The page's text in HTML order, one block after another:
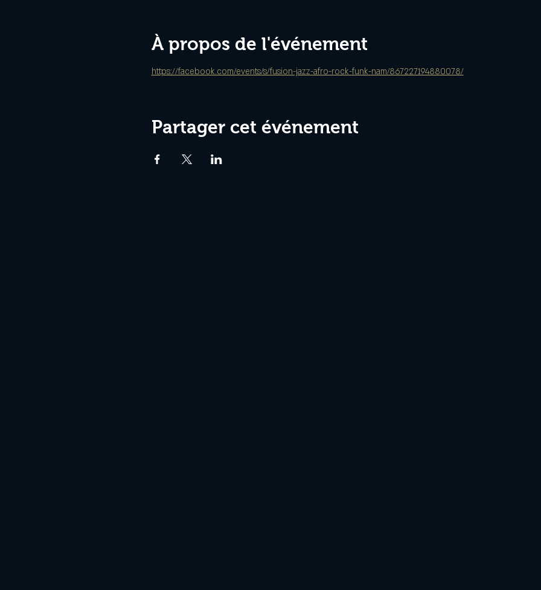
À propos de l'événement
https://facebook.com/events/s/fusion-jazz-afro-rock-funk-nam/867227194880078/
Partager cet événement